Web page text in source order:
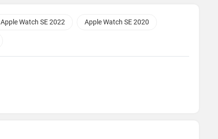
Apple Watch SE 2022 Apple Watch SE 2020